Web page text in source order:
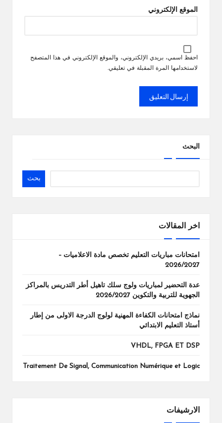
الموقع الإلكتروني
احفظ اسمي، بريدي الإلكتروني، والموقع الإلكتروني في هذا المتصفح
لاستخدامها المرة المقبلة في تعليقي.
البحث
بحث
اخر المقالات
امتحانات مباريات التعليم تخصص مادة الاعلاميات –
2026/2027
عدة التحضير لمباريات ولوج سلك تاهيل أطر التدريس بالمراكز
الجهوية للتربية والتكوين 2026/2027
نماذج امتحانات الكفاءة المهنية لولوج الدرجة الاولى من إطار
أستاذ التعليم الابتدائي
VHDL, FPGA ET DSP
Traitement De Signal, Communication Numérique et Logic
الارشيفات